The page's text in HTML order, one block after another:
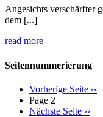
Angesichts verschärfter
dem [...]
read more
Seitennummerierung
Vorherige Seite ‹‹
Page 2
Nächste Seite ››